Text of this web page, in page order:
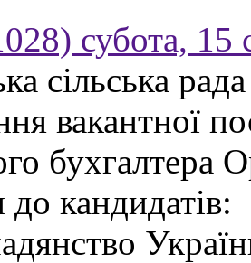
субота, 15
сільська
вакантної
бухгалтера
кандидатів: